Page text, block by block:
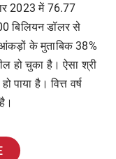
2023 में 76.77
बिलियन डॉलर से
आंकड़ों के मुताबिक 38%
हो चुका है। ऐसा श्री
है। वित्त वर्ष